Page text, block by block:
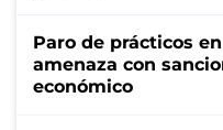
Paro de prácticos
amenaza con
económico